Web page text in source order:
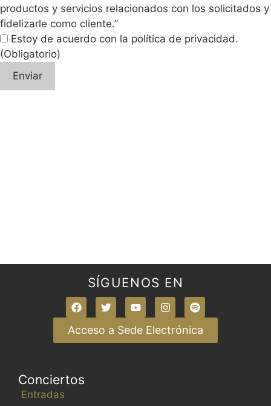
productos y servicios relacionados con los solicitados y
fidelizarle como cliente.”
Estoy de acuerdo con la política de privacidad.
(Obligatorio)
Enviar
SÍGUENOS EN
Acceso a Sede Electrónica
Conciertos
Entradas